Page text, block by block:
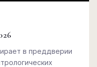
в преддверии